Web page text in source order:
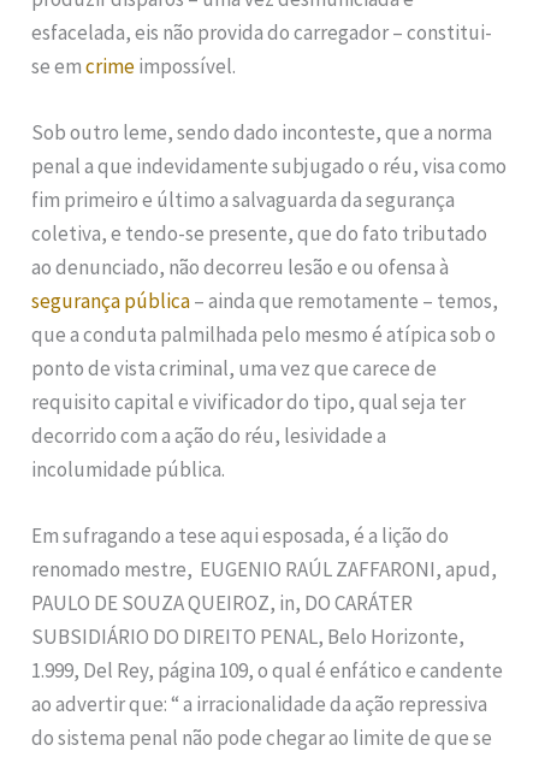
esfacelada, eis não provida do carregador – constitui-
se emcrimeimpossível.
Sob outro leme, sendo dado inconteste, que a norma
penal a que indevidamente subjugado o réu, visa como
fim primeiro e último a salvaguarda da segurança
coletiva, e tendo-se presente, que do fato tributado
ao denunciado, não decorreu lesão e ou ofensa à
segurança pública– ainda que remotamente – temos,
que a conduta palmilhada pelo mesmo é atípica sob o
ponto de vista criminal, uma vez que carece de
requisito capital e vivificador do tipo, qual seja ter
decorrido com a ação do réu, lesividade a
incolumidade pública.
Em sufragando a tese aqui esposada, é a lição do
renomado mestre, EUGENIO RAÚL ZAFFARONI, apud,
PAULO DE SOUZA QUEIROZ, in, DO CARÁTER
SUBSIDIÁRIO DO DIREITO PENAL, Belo Horizonte,
1.999, Del Rey, página 109, o qual é enfático e candente
ao advertir que: “ a irracionalidade da ação repressiva
do sistema penal não pode chegar ao limite de que se